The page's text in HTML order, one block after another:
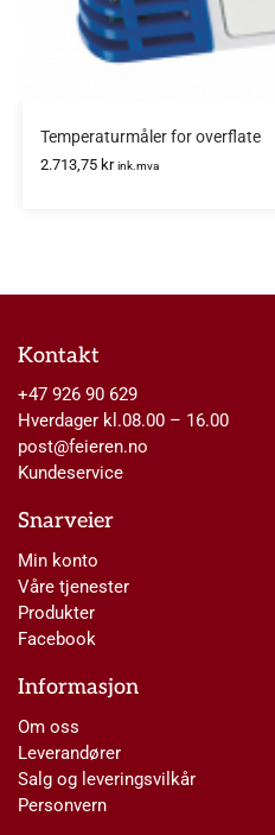
Temperaturmåler for overflate
2.713,75 kr ink.mva
Kontakt
+47 926 90 629
Hverdager kl.08.00 – 16.00
post@feieren.no
Kundeservice
Snarveier
Min konto
Våre tjenester
Produkter
Facebook
Informasjon
Om oss
Leverandører
Salg og leveringsvilkår
Personvern